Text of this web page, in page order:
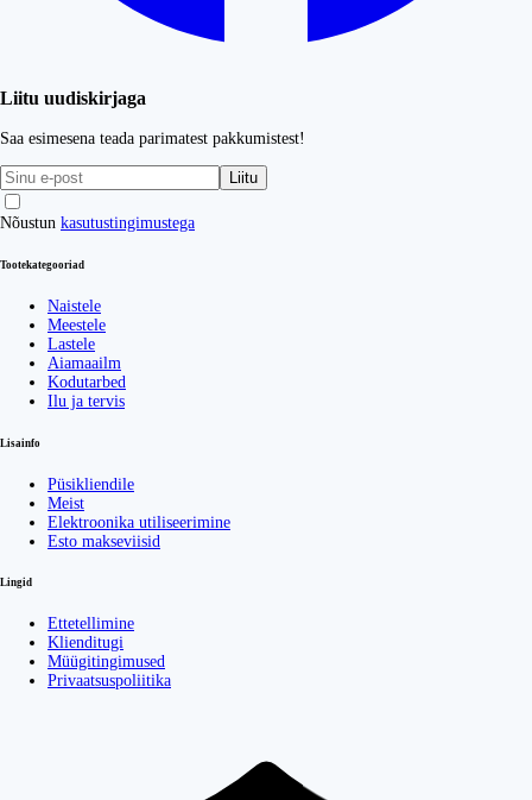
Liitu uudiskirjaga
Saa esimesena teada parimatest pakkumistest!
Liitu
Nõustun kasutustingimustega
Tootekategooriad
Naistele
Meestele
Lastele
Aiamaailm
Kodutarbed
Ilu ja tervis
Lisainfo
Püsikliendile
Meist
Elektroonika utiliseerimine
Esto makseviisid
Lingid
Ettetellimine
Klienditugi
Müügitingimused
Privaatsuspoliitika